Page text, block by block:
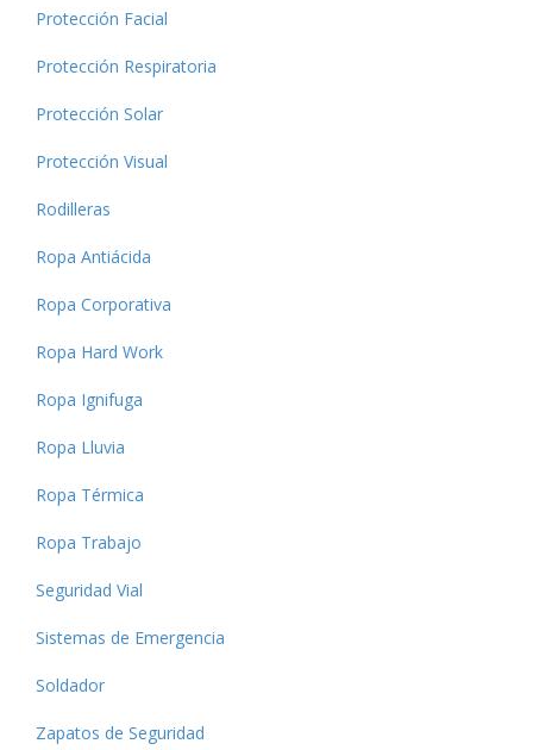
Protección Facial
Protección Respiratoria
Protección Solar
Protección Visual
Rodilleras
Ropa Antiácida
Ropa Corporativa
Ropa Hard Work
Ropa Ignifuga
Ropa Lluvia
Ropa Térmica
Ropa Trabajo
Seguridad Vial
Sistemas de Emergencia
Soldador
Zapatos de Seguridad